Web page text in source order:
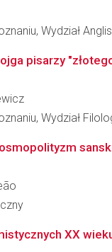
Wydział
pisarzy
Wydział
XX